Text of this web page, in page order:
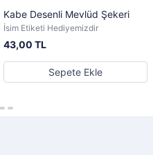
Kabe Desenli Mevlüd Şekeri
İsim Etiketi Hediyemizdir
43,00 TL
Sepete Ekle